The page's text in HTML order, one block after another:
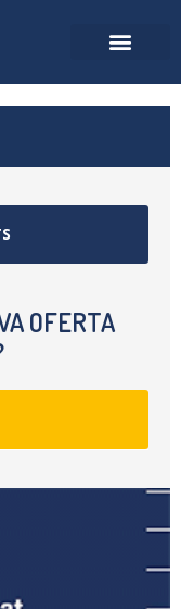
OFERTA